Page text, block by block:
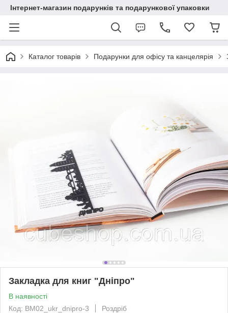
Інтернет-магазин подарунків та подарункової упаковки
Каталог товарів Подарунки для офісу та канцелярія
Закладка для книг "Дніпро"
В наявності
Код: BM02_ukr_dnipro-3
Роздріб